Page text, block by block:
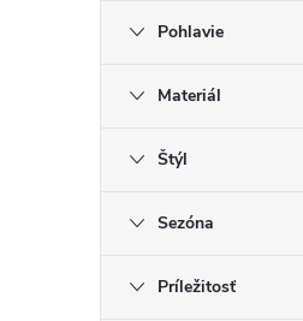
Pohlavie
Materiál
Štýl
Sezóna
Príležitosť